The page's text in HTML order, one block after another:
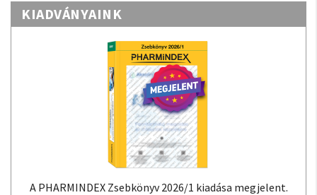
KIADVÁNYAINK
A PHARMINDEX Zsebkönyv 2026/1 kiadása megjelent.